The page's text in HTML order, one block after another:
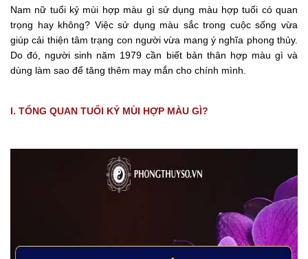
Nam nữ tuổi kỷ mùi hợp màu gì sử dụng màu hợp tuổi có quan
trọng hay không? Việc sử dụng màu sắc trong cuộc sống vừa
giúp cải thiện tâm trạng con người vừa mang ý nghĩa phong thủy.
Do đó, người sinh năm 1979 cần biết bản thân hợp màu gì và
dùng làm sao để tăng thêm may mắn cho chính mình.
I. TỔNG QUAN TUỔI KỶ MÙI HỢP MÀU GÌ?